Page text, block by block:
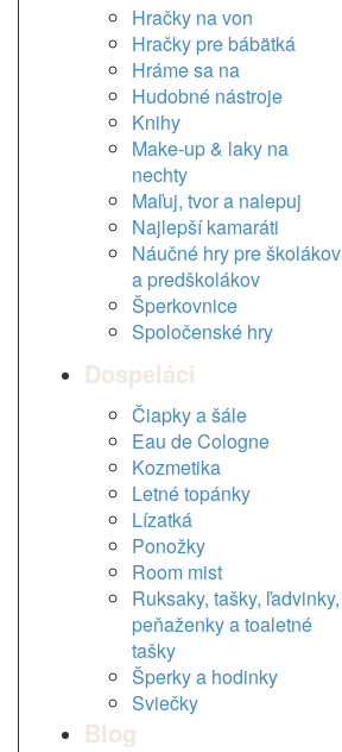
Hračky na von
Hračky pre bábätká
Hráme sa na
Hudobné nástroje
Knihy
Make-up & laky na
nechty
Maľuj, tvor a nalepuj
Najlepší kamaráti
Náučné hry pre školákov
a predškolákov
Šperkovnice
Spoločenské hry
Dospeláci
Čiapky a šále
Eau de Cologne
Kozmetika
Letné topánky
Lízatká
Ponožky
Room mist
Ruksaky, tašky, ľadvinky,
peňaženky a toaletné
tašky
Šperky a hodinky
Sviečky
Blog